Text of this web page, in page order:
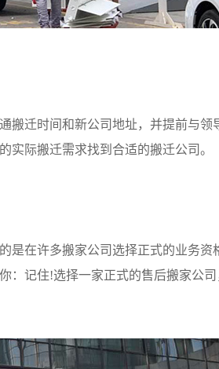
迁时间和新公司地址，并提前与领
实际搬迁需求找到合适的搬迁公司。
在许多搬家公司选择正式的业务资
：记住!选择一家正式的售后搬家公